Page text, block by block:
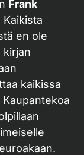
Frank
en ole
kirjan
kaikissa